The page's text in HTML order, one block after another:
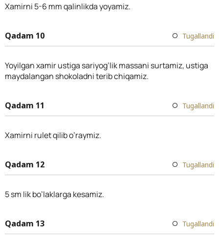
Xamirni 5-6 mm qalinlikda yoyamiz.
Qadam 10 Tugallandi
Yoyilgan xamir ustiga sariyog’lik massani surtamiz, ustiga
maydalangan shokoladni terib chiqamiz.
Qadam 11 Tugallandi
Xamirni rulet qilib o’raymiz.
Qadam 12 Tugallandi
5 sm lik bo’laklarga kesamiz.
Qadam 13 Tugallandi